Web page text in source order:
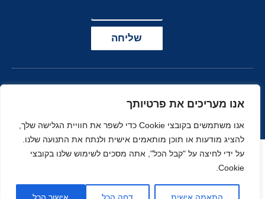
אנו מעריכים את פרטיותך
אנו משתמשים בקובצי Cookie כדי לשפר את חוויית הגלישה שלך,
להציג מודעות או תוכן מותאמים אישית ולנתח את התנועה שלנו.
על ידי לחיצה על "קבל הכל", אתה מסכים לשימוש שלנו בקובצי
Cookie.
שליחה
הצהרת נגישות
נוי
MOONART